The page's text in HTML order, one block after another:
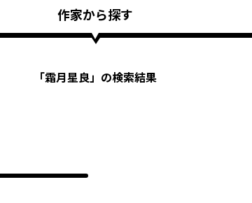
作家から探す
「霜月星良」の検索結果